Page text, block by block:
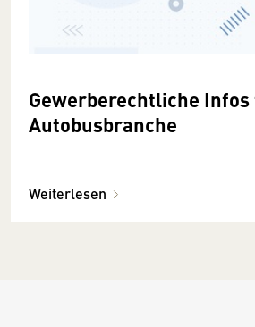
Gewerberechtliche
Autobusbranche
Weiterlesen